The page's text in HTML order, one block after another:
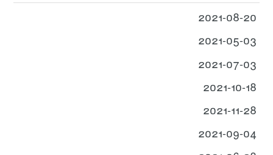
2021-08-20
2021-05-03
2021-07-03
2021-10-18
2021-11-28
2021-09-04